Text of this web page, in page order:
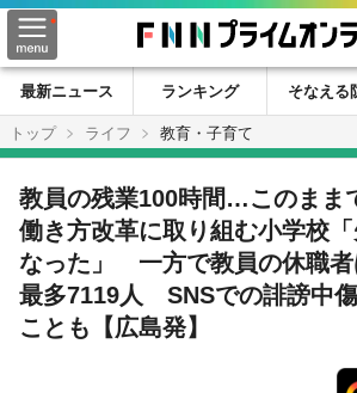
最新ニュース ランキング そなえる
トップ
ライフ 教育・子育て
教員の残業100時間…このま
働き方改革に取り組む小学校「
なった」 一方で教員の休職者
最多7119人 SNSでの誹謗中
ことも【広島発】